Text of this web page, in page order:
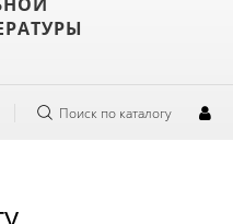
Поиск по каталогу